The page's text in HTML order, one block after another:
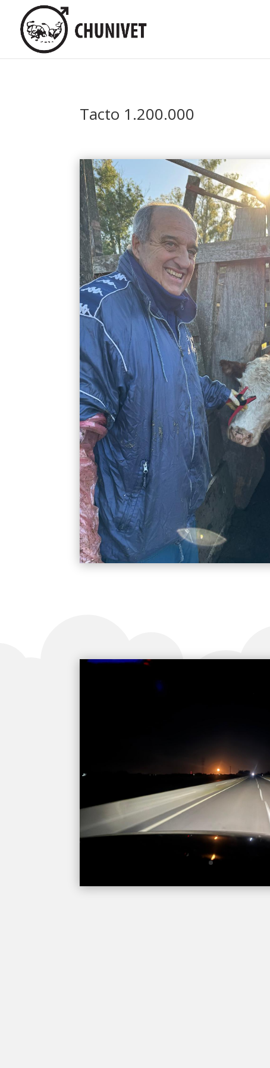
Tacto 1.200.000